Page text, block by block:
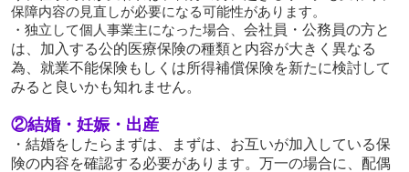
保障内容の見直しが必要になる可能性があります。
・独立して個人事業主になった場合、 会社員・公務員の方と
は、加入する公的医療保険の種類と内容が大きく異なる
為、 就業不能保険もしくは所得補償保険を新たに検討して
みると良いかも知れません。
②結婚・妊娠・出産
・結婚をしたら まずは、
まずは、お互いが加入している保
険の内容を確認する必要があります。 万一の場合に、配偶